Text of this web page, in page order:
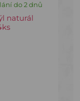
do 2 dnů
naturál